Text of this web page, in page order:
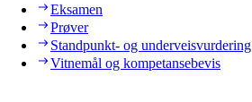
Eksamen
Prøver
Standpunkt- og underveisvurdering
Vitnemål og kompetansebevis